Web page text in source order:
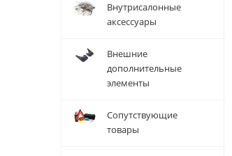
Внутрисалонные
аксессуары
Внешние
дополнительные
элементы
Сопутствующие
товары